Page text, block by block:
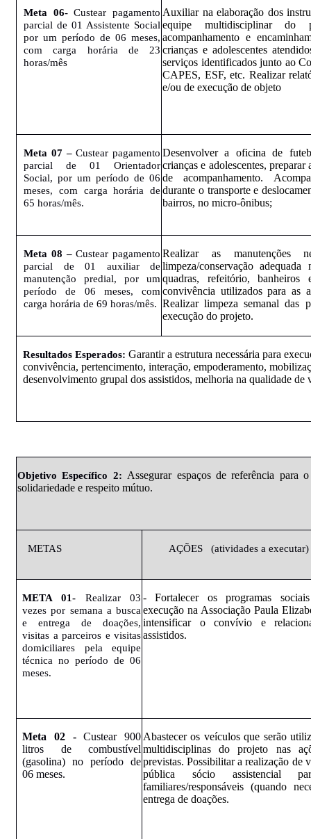
Meta 06-Custear pagamento
parcial de 01 Assistente Social
por um período de 06 meses,
com carga horária de 23
horas/mês
Auxiliar na elaboração dos
equipe multidisciplinar do
acompanhamento e
crianças e adolescentes
serviços identificados junto ao
CAPES, ESF, etc. Realizar
e/ou de execução de objeto
Meta 07 –Custear pagamento
parcial de 01 Orientador
Social, por um período de 06
meses, com carga horária de
65 horas/mês.
Desenvolver a oficina de
crianças e adolescentes,
de acompanhamento.
durante o transporte e
bairros, no micro-ônibus;
Meta 08 –Custear pagamento
parcial de 01 auxiliar de
manutenção predial, por um
período de 06 meses, com
carga horária de 69 horas/mês.
Realizar as manutenções
limpeza/conservação
quadras, refeitório, banheiros
convivência utilizados para as
Realizar limpeza semanal das
execução do projeto.
Resultados Esperados: Garantir a estrutura necessária para
convivência, pertencimento, interação, empoderamento,
desenvolvimento grupal dos assistidos, melhoria na qualidade de
Objetivo Específico 2: Assegurar espaços de referência
solidariedade e respeito mútuo.
METAS AÇÕES (atividades a executar)
META 01- Realizar 03
vezes por semana a busca
e entrega de doações,
visitas a parceiros e visitas
domiciliares pela equipe
técnica no período de 06
meses.
- Fortalecer os programas
execução na Associação Paula
intensificar o convívio e
assistidos.
Meta 02 -Custear 900
litros de combustível
(gasolina) no período de
06 meses.
Abastecer os veículos que serão
multidisciplinas do projeto nas
previstas. Possibilitar a realização de
pública sócio assistencial
familiares/responsáveis (quando
entrega de doações.